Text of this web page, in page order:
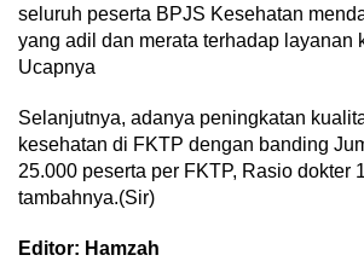
seluruh peserta BPJS Kesehatan
yang adil dan merata terhadap layanan
Ucapnya
Selanjutnya, adanya peningkatan
kesehatan di FKTP dengan banding
25.000 peserta per FKTP, Rasio dokter
tambahnya.(Sir)
Editor: Hamzah